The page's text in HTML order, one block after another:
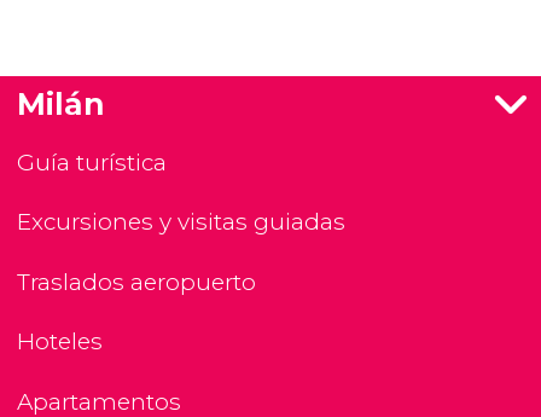
Milán
Guía turística
Excursiones y visitas guiadas
Traslados aeropuerto
Hoteles
Apartamentos